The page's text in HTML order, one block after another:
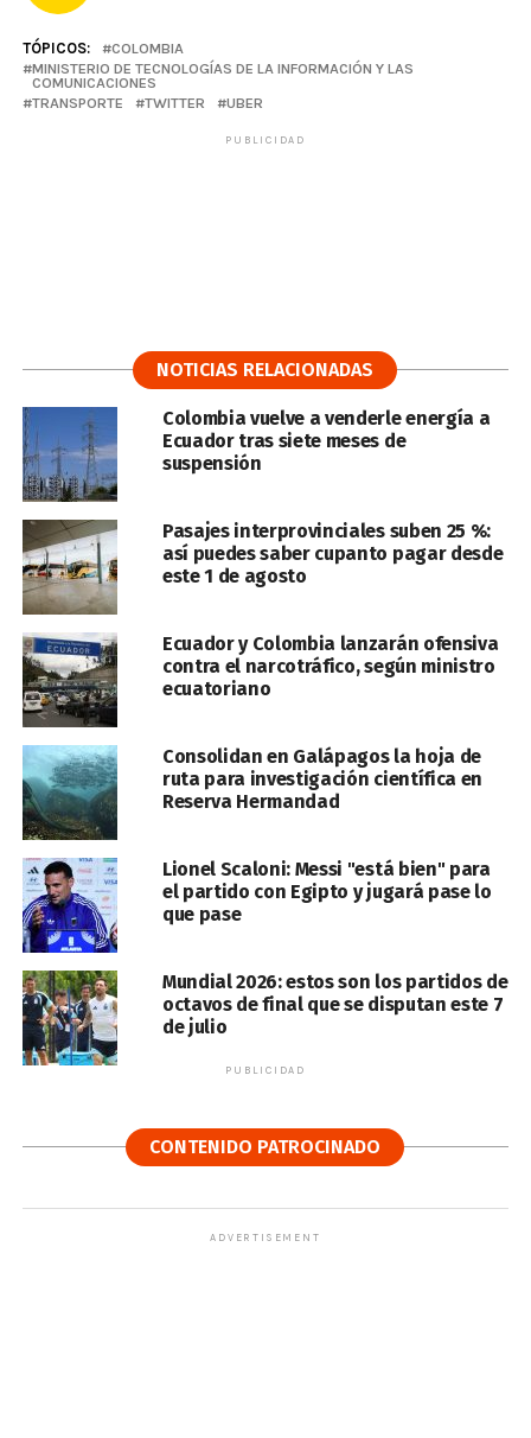
TÓPICOS:
COLOMBIA
MINISTERIO DE TECNOLOGÍAS DE LA INFORMACIÓN Y LAS
COMUNICACIONES
TRANSPORTE
TWITTER UBER
PUBLICIDAD
NOTICIAS RELACIONADAS
Colombia vuelve a venderle energía a
Ecuador tras siete meses de
suspensión
Pasajes interprovinciales suben 25 %:
así puedes saber cupanto pagar desde
este 1 de agosto
Ecuador y Colombia lanzarán ofensiva
contra el narcotráfico, según ministro
ecuatoriano
Consolidan en Galápagos la hoja de
ruta para investigación científica en
Reserva Hermandad
Lionel Scaloni: Messi "está bien" para
el partido con Egipto y jugará pase lo
que pase
Mundial 2026: estos son los partidos de
octavos de final que se disputan este 7
de julio
PUBLICIDAD
CONTENIDO PATROCINADO
ADVERTISEMENT